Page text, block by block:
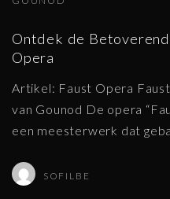
Ontdek de
Opera
Artikel: Faust Opera
van Gounod De opera
een meesterwerk dat
SOFILBE